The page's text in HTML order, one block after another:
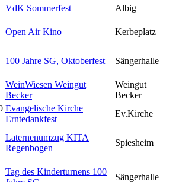
VdK Sommerfest
Albig
Open Air Kino
Kerbeplatz
100 Jahre SG, Oktoberfest Sängerhalle
WeinWiesen Weingut
Becker
Weingut
Becker
Evangelische Kirche
Erntedankfest
Ev.Kirche
Laternenumzug KITA
Regenbogen
Spiesheim
Tag des Kinderturnens 100
Sängerhalle